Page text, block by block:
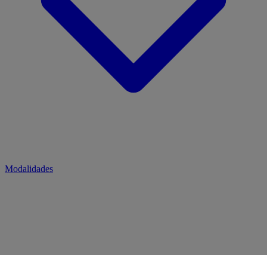
Modalidades